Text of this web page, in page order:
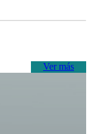
Ver más